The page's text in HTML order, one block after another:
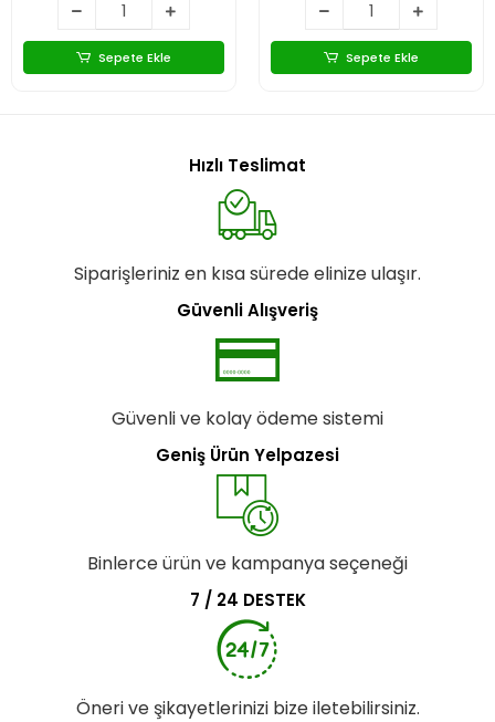
Sepete Ekle Sepete Ekle
Hızlı Teslimat
Siparişleriniz en kısa sürede elinize ulaşır.
Güvenli Alışveriş
Güvenli ve kolay ödeme sistemi
Geniş Ürün Yelpazesi
Binlerce ürün ve kampanya seçeneği
7 / 24 DESTEK
Öneri ve şikayetlerinizi bize iletebilirsiniz.